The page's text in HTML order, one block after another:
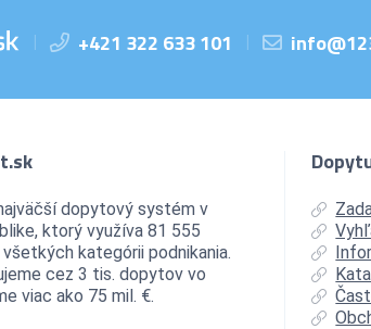
+421 322 633 101
dopytový systém v
ktorý využíva 81 555
kategórii podnikania.
cez 3 tis. dopytov vo
viac ako 75 mil. €.